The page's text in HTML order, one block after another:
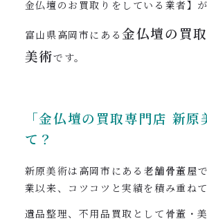
金仏壇のお買取りをしている業者】が
富山県高岡市にある金仏壇の買
美術です。
「金仏壇の買取専門店 新原
て？
新原美術は高岡市にある 老舗骨董屋
業以来、コツコツと実績を積み重ねて
遺品整理、不用品買取として骨董・